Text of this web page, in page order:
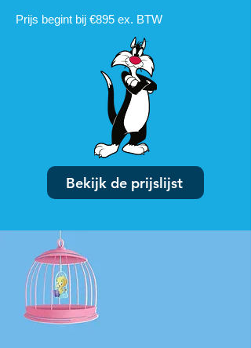
Prijs begint bij €895 ex. BTW
Bekijk de prijslijst